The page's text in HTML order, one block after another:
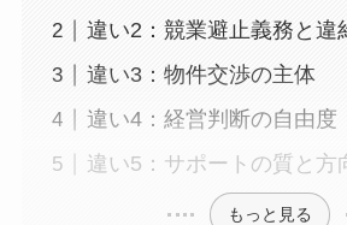
違い2：競業避止義務と違
違い3：物件交渉の主体
違い4：経営判断の自由度
違い5：サポートの質と方
もっと見る